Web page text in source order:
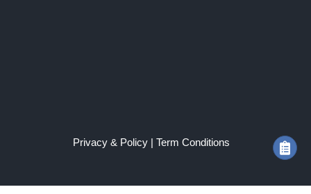
Privacy & Policy | Term Conditions